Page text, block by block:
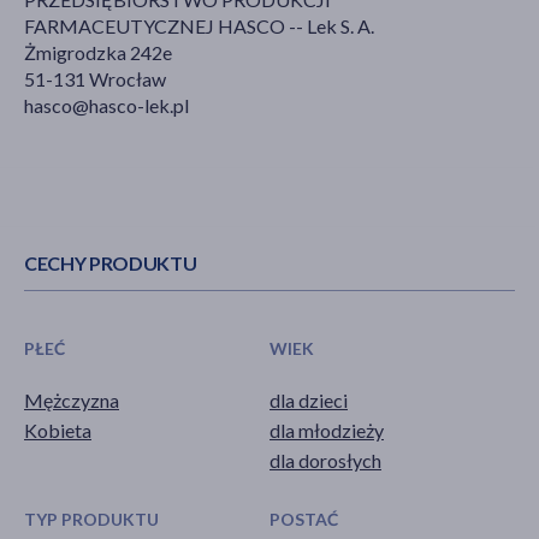
FARMACEUTYCZNEJ HASCO -- Lek S. A.
Żmigrodzka 242e
51-131 Wrocław
hasco@hasco-lek.pl
CECHY PRODUKTU
PŁEĆ
Mężczyzna
Kobieta
WIEK
dla dzieci
dla młodzieży
dla dorosłych
TYP PRODUKTU POSTAĆ